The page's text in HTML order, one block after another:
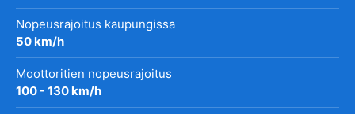
Nopeusrajoitus kaupungissa
50 km/h
Moottoritien nopeusrajoitus
100 - 130 km/h